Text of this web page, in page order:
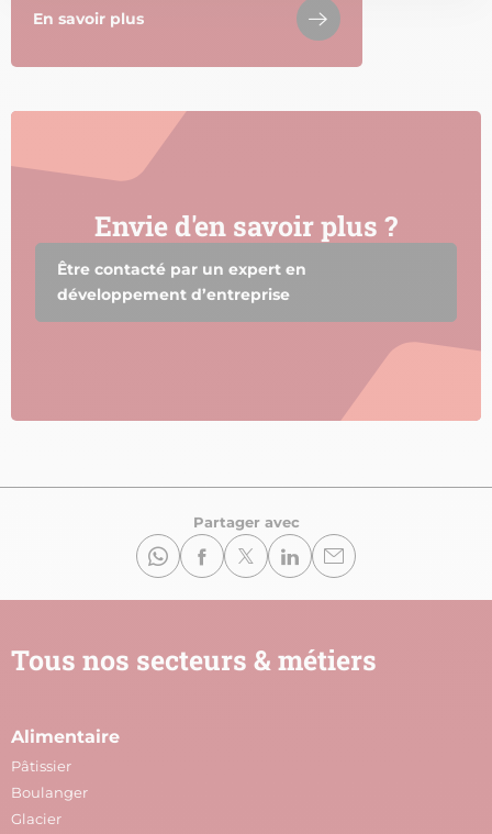
En savoir plus
Envie d'en savoir plus ?
Être contacté par un expert en
développement d’entreprise
Partager avec
Tous nos secteurs & métiers
Alimentaire
Pâtissier
Boulanger
Glacier